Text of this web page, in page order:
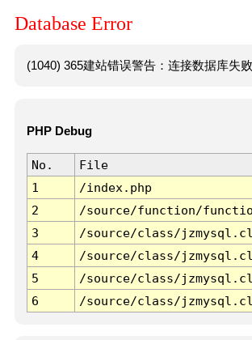
Database Error
(1040) 365建站错误警告：连接数据库失
PHP Debug
No. File
1
/index.php
2
/source/function/
3
/source/class/
4
/source/class/
5
/source/class/
6
/source/class/